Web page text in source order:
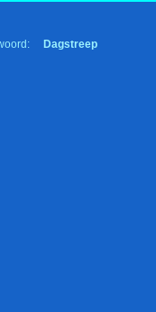
Dagstreep